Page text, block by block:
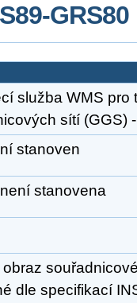
GRS80
služba WMS pro
sítí (GGS)
stanoven
stanovena
dle specifikací